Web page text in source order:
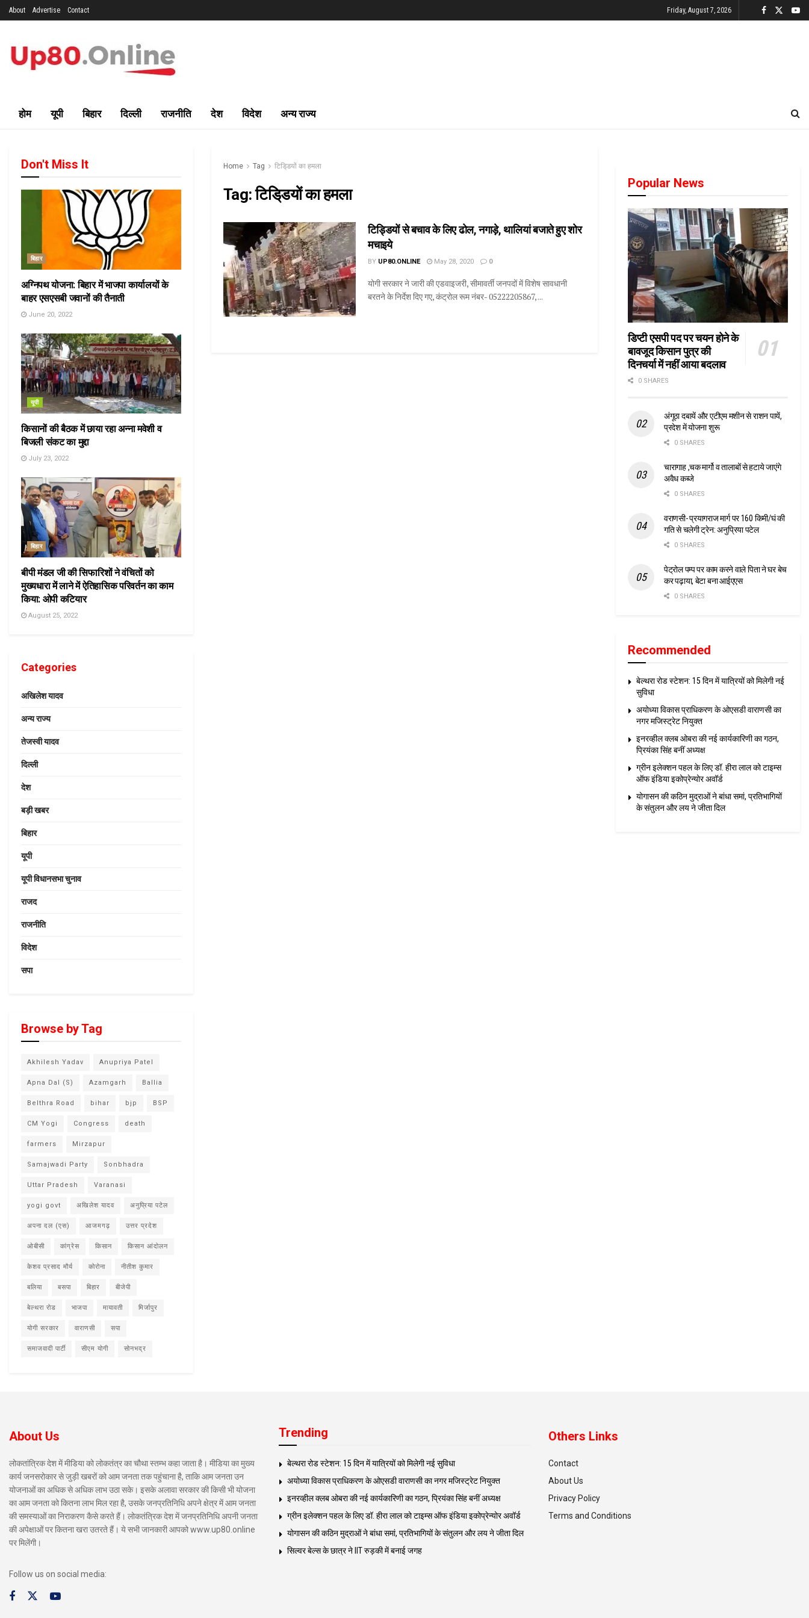
About Advertise Contact Friday, August 7, 2026
होम यूपी बिहार दिल्ली राजनीति देश विदेश अन्य राज्य
Home Tag टिडि्डयों का हमला
Tag:टिडि्डयों का हमला
टिड्डियों से बचाव के लिए ढोल, नगाड़े, थालियां बजाते हुए शोर
मचाइये
BY UP80.ONLINE May 28, 2020 0
योगी सरकार ने जारी की एडवाइजरी, सीमावर्ती जनपदों में विशेष सावधानी
बरतने के निर्देश दिए गए, कंट्रोल रूम नंबर- 05222205867, ...
Don't Miss It
बिहार
अग्निपथ योजना: बिहार में भाजपा कार्यालयों के
बाहर एसएसबी जवानों की तैनाती
June 20, 2022
यूपी
किसानों की बैठक में छाया रहा अन्ना मवेशी व
बिजली संकट का मुद्दा
July 23, 2022
बिहार
बीपी मंडल जी की सिफारिशों ने वंचितों को
मुख्यधारा में लाने में ऐतिहासिक परिवर्तन का काम
किया: ओपी कटियार
August 25, 2022
Categories
अखिलेश यादव
अन्य राज्य
तेजस्वी यादव
दिल्ली
देश
बड़ी खबर
बिहार
यूपी
यूपी विधानसभा चुनाव
राजद
राजनीति
विदेश
सपा
Browse by Tag
Akhilesh Yadav Anupriya Patel
Apna Dal (S) Azamgarh Ballia
Belthra Road bihar bjp BSP
CM Yogi Congress death
farmers Mirzapur
Samajwadi Party Sonbhadra
Uttar Pradesh Varanasi
yogi govt अखिलेश यादव अनुप्रिया पटेल
अपना दल (एस) आजमगढ़ उत्तर प्रदेश
ओबीसी कांग्रेस किसान किसान आंदोलन
केशव प्रसाद मौर्य कोरोना नीतीश कुमार
बलिया बसपा बिहार बीजेपी
बेल्थरा रोड भाजपा मायावती मिर्जापुर
योगी सरकार वाराणसी सपा
समाजवादी पार्टी सीएम योगी सोनभद्र
Popular News
डिप्टी एसपी पद पर चयन होने के
बावजूद किसान पुत्र की
दिनचर्या में नहीं आया बदलाव
0 SHARES
अंगूठा दबायें और एटीएम मशीन से राशन पायें,
प्रदेश में योजना शुरू
0 SHARES
चारागाह ,चक मार्गो व तालाबों से हटाये जाएंगे
अवैध कब्जे
0 SHARES
वराणसी- प्रयागराज मार्ग पर 160 किमी/घं की
गति से चलेगी ट्रेन: अनुप्रिया पटेल
0 SHARES
पेट्रोल पम्प पर काम करने वाले पिता ने घर बेच
कर पढ़ाया, बेटा बना आईएएस
0 SHARES
Recommended
बेल्थरा रोड स्टेशन: 15 दिन में यात्रियों को मिलेगी नई
सुविधा
अयोध्या विकास प्राधिकरण के ओएसडी वाराणसी का
नगर मजिस्ट्रेट नियुक्त
इनरव्हील क्लब ओबरा की नई कार्यकारिणी का गठन,
प्रियंका सिंह बनीं अध्यक्ष
ग्रीन इलेक्शन पहल के लिए डॉ. हीरा लाल को टाइम्स
ऑफ इंडिया इकोप्रेन्योर अवॉर्ड
योगासन की कठिन मुद्राओं ने बांधा समां, प्रतिभागियों
के संतुलन और लय ने जीता दिल
About Us
लोकतांत्रिक देश में मीडिया को लोकतंत्र का चौथा स्तम्भ कहा जाता है। मीडिया का मुख्य
कार्य जनसरोकार से जुड़ी खबरों को आम जनता तक पहुंचाना है, ताकि आम जनता उन
योजनाओं का अधिक से अधिक लाभ उठा सके। इसके अलावा सरकार की किसी भी योजना
का आम जनता को कितना लाभ मिल रहा है, उसके जनप्रतिनिधि अपने क्षेत्र में आम जनता
की समस्याओं का निराकरण कैसे करते हैं। लोकतंत्रिक देश में जनप्रतिनिधि अपनी जनता
की अपेक्षाओं पर कितना खरा उतरते हैं। ये सभी जानकारी आपको www.up80.online
पर मिलेंगी।
Follow us on social media:
Trending
बेल्थरा रोड स्टेशन: 15 दिन में यात्रियों को मिलेगी नई सुविधा
अयोध्या विकास प्राधिकरण के ओएसडी वाराणसी का नगर मजिस्ट्रेट नियुक्त
इनरव्हील क्लब ओबरा की नई कार्यकारिणी का गठन, प्रियंका सिंह बनीं अध्यक्ष
ग्रीन इलेक्शन पहल के लिए डॉ. हीरा लाल को टाइम्स ऑफ इंडिया इकोप्रेन्योर अवॉर्ड
योगासन की कठिन मुद्राओं ने बांधा समां, प्रतिभागियों के संतुलन और लय ने जीता दिल
सिल्वर बेल्स के छात्र ने IIT रुड़की में बनाई जगह
Others Links
Contact
About Us
Privacy Policy
Terms and Conditions